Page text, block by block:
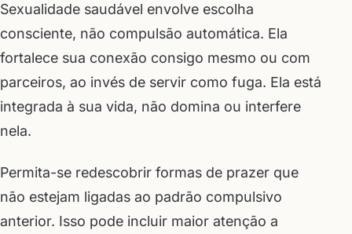
Sexualidade saudável envolve escolha
consciente, não compulsão automática. Ela
fortalece sua conexão consigo mesmo ou com
parceiros, ao invés de servir como fuga. Ela está
integrada à sua vida, não domina ou interfere
nela.
Permita-se redescobrir formas de prazer que
não estejam ligadas ao padrão compulsivo
anterior. Isso pode incluir maior atenção a